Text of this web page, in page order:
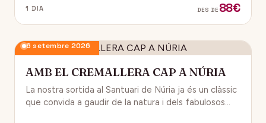
1 DIA DES DE 88€
6 setembre 2026
AMB EL CREMALLERA CAP A NÚRIA
La nostra sortida al Santuari de Núria ja és un clàssic
que convida a gaudir de la natura i dels fabulosos